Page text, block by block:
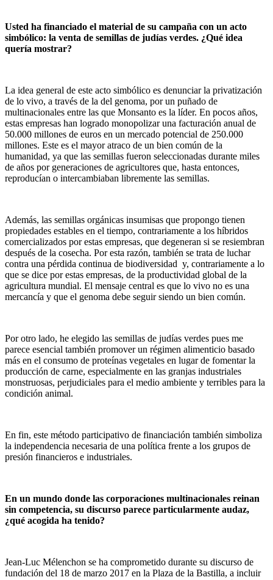
Usted ha financiado el material de su campaña con un acto
simbólico: la venta de semillas de judías verdes. ¿Qué idea
quería mostrar?
La idea general de este acto simbólico es denunciar la privatización
de lo vivo, a través de la del genoma, por un puñado de
multinacionales entre las que Monsanto es la líder. En pocos años,
estas empresas han logrado monopolizar una facturación anual de
50.000 millones de euros en un mercado potencial de 250.000
millones. Este es el mayor atraco de un bien común de la
humanidad, ya que las semillas fueron seleccionadas durante miles
de años por generaciones de agricultores que, hasta entonces,
reproducían o intercambiaban libremente las semillas.
Además, las semillas orgánicas insumisas que propongo tienen
propiedades estables en el tiempo, contrariamente a los híbridos
comercializados por estas empresas, que degeneran si se resiembran
después de la cosecha. Por esta razón, también se trata de luchar
contra una pérdida continua de biodiversidad y, contrariamente a lo
que se dice por estas empresas, de la productividad global de la
agricultura mundial. El mensaje central es que lo vivo no es una
mercancía y que el genoma debe seguir siendo un bien común.
Por otro lado, he elegido las semillas de judías verdes pues me
parece esencial también promover un régimen alimenticio basado
más en el consumo de proteínas vegetales en lugar de fomentar la
producción de carne, especialmente en las granjas industriales
monstruosas, perjudiciales para el medio ambiente y terribles para la
condición animal.
En fin, este método participativo de financiación también simboliza
la independencia necesaria de una política frente a los grupos de
presión financieros e industriales.
En un mundo donde las corporaciones multinacionales reinan
sin competencia, su discurso parece particularmente audaz,
¿qué acogida ha tenido?
Jean-Luc Mélenchon se ha comprometido durante su discurso de
fundación del 18 de marzo 2017 en la Plaza de la Bastilla, a incluir